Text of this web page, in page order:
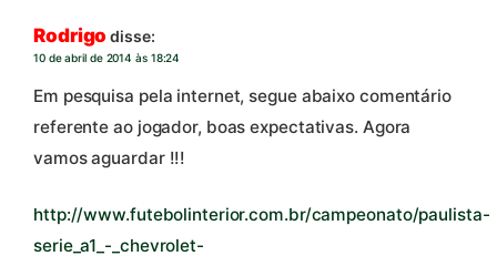
Rodrigo disse:
10 de abril de 2014 às 18:24
Em pesquisa pela internet, segue abaixo comentário
referente ao jogador, boas expectativas. Agora
vamos aguardar !!!
http://www.futebolinterior.com.br/campeonato/paulista-
serie_a1_-_chevrolet-